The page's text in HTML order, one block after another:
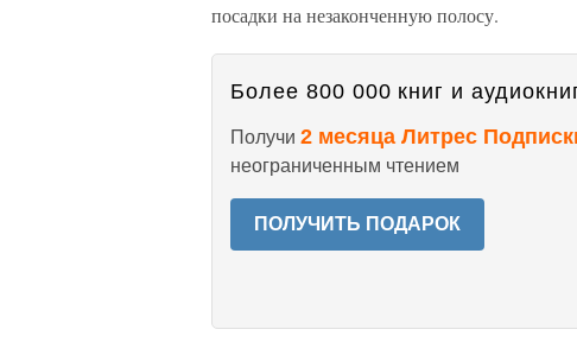
посадки на незаконченную полосу.
Более 800 000 книг и
Получи 2 месяца Литрес
неограниченным чтением
ПОЛУЧИТЬ ПОДАРОК